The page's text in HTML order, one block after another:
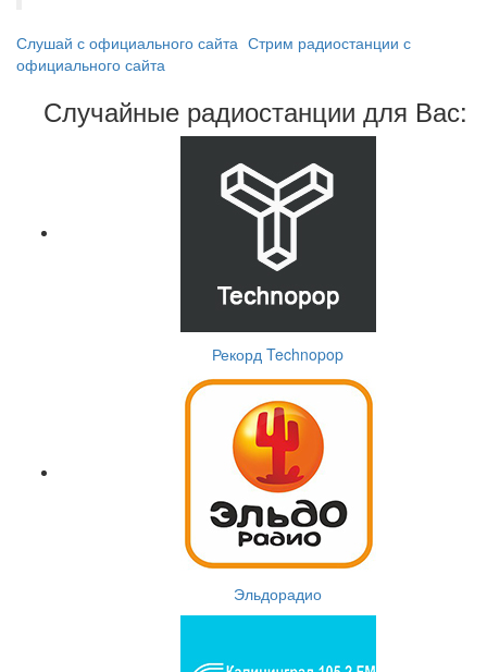
Слушай с официального сайта Стрим радиостанции с
официального сайта
Случайные радиостанции для Вас:
Рекорд Technopop
Эльдорадио